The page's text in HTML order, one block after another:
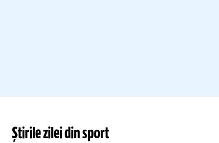
Știrile zilei din sport